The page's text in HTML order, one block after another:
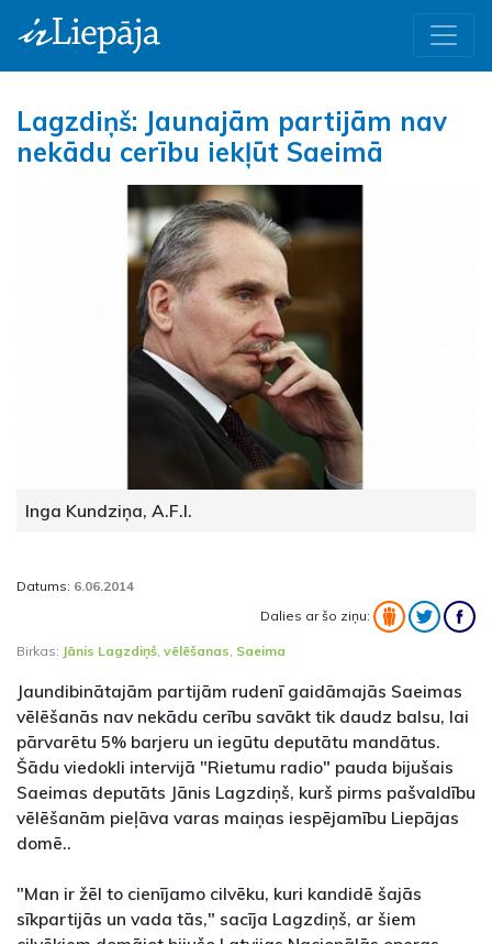
Lagzdiņš: Jaunajām partijām nav
nekādu cerību iekļūt Saeimā
Inga Kundziņa, A.F.I.
Datums: 6.06.2014
Dalies ar šo ziņu:
Birkas: Jānis Lagzdiņš, vēlēšanas, Saeima
Jaundibinātajām partijām rudenī gaidāmajās Saeimas
vēlēšanās nav nekādu cerību savākt tik daudz balsu, lai
pārvarētu 5% barjeru un iegūtu deputātu mandātus.
Šādu viedokli intervijā "Rietumu radio" pauda bijušais
Saeimas deputāts Jānis Lagzdiņš, kurš pirms pašvaldību
vēlēšanām pieļāva varas maiņas iespējamību Liepājas
domē..
"Man ir žēl to cienījamo cilvēku, kuri kandidē šajās
sīkpartijās un vada tās," sacīja Lagzdiņš, ar šiem